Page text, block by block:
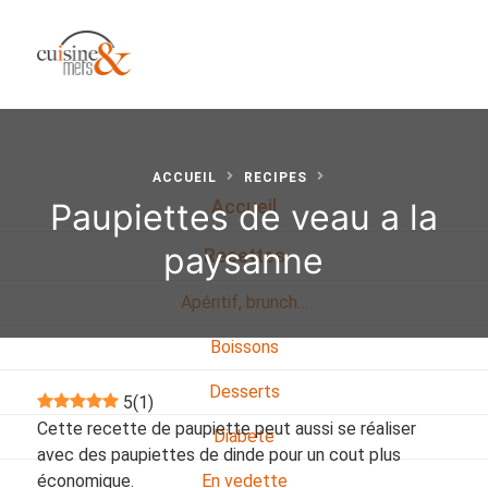
Accueil
Recettes
Apéritif, brunch…
Boissons
Desserts
Diabete
En vedette
ACCUEIL RECIPES
Paupiettes de veau a la
paysanne
5(1)
Cette recette de paupiette peut aussi se réaliser
avec des paupiettes de dinde pour un cout plus
économique.